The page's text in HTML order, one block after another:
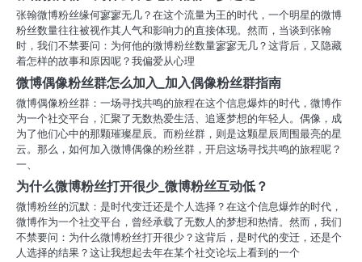
张翰微博粉丝缘何寥寥无几？在这个流量为王的时代，一个明星的微博
粉丝数量往往被视作其人气和影响力的直接体现。然而，当谈到张翰
时，我们不禁要问：为何他的微博粉丝数量寥寥无几？这背后，又隐藏
着怎样的故事和原因呢？我偏爱从心理
微博偶像粉丝群怎么加入_加入偶像粉丝群指南
微博偶像粉丝群：一场寻找共鸣的旅程在这个信息爆炸的时代，微博作
为一个社交平台，汇聚了无数热爱生活、追逐梦想的年轻人。偶像，成
为了他们心中的那颗璀璨星辰。而粉丝群，则是这颗星辰周围最亮的星
云。那么，如何加入微博偶像的粉丝群，开启这场寻找共鸣的旅程呢？
一、
为什么微博粉丝打开很少_微博粉丝互动低？
微博粉丝的沉默：是时代变迁还是个人选择？在这个信息爆炸的时代，
微博作为一个社交平台，曾经承载了无数人的梦想和热情。然而，我们
不禁要问：为什么微博粉丝打开很少？这背后，是时代的变迁，还是个
人选择的结果？这让我想起去年在某个社交论坛上看到的一个